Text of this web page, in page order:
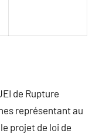
de Rupture
représentant au
projet de loi de